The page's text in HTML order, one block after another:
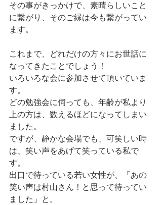
その事がきっかけで、素晴らしいこと
に繋がり、そのご縁は今も繋がってい
ます。
これまで、どれだけの方々にお世話に
なってきたことでしょう！
いろいろな会に参加させて頂いていま
す。
どの勉強会に伺っても、年齢が私より
上の方は、数えるほどになってしまい
ました。
ですが、静かな会場でも、可笑しい時
は、笑い声をあげて笑っている私で
す。
出口で待っている若い女性が、「あの
笑い声は村山さん！と思って待ってい
ました」と。